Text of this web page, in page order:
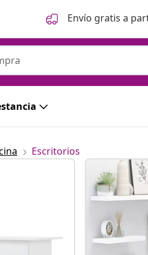
Envío gratis a
Escritorios